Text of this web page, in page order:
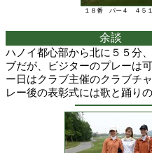
１８番 パー４ ４５１
余談
ハノイ都心部から北に５５分
ブだが、ビジターのプレーは
ー日はクラブ主催のクラブチ
レー後の表彰式には歌と踊り